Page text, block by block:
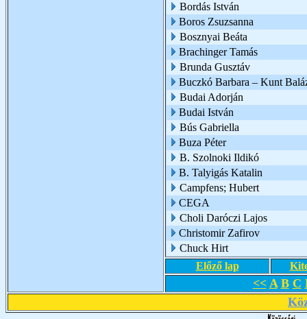
Bordás István
Boros Zsuzsanna
Bosznyai Beáta
Brachinger Tamás
Brunda Gusztáv
Buczkó Barbara – Kunt
Budai Adorján
Budai István
Bús Gabriella
Buza Péter
B. Szolnoki Ildikó
B. Talyigás Katalin
Campfens; Hubert
CEGA
Choli Daróczi Lajos
Christomir Zafirov
Chuck Hirt
Előző lap
<< A B C